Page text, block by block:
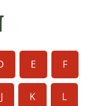
E F
J K L